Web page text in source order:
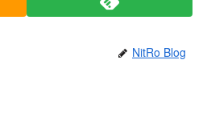
NitRo Blog